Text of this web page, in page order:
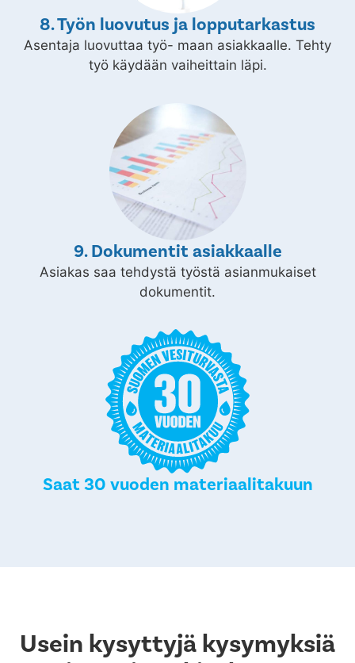
8. Työn luovutus ja lopputarkastus
Asentaja luovuttaa työ- maan asiakkaalle. Tehty
työ käydään vaiheittain läpi.
9. Dokumentit asiakkaalle
Asiakas saa tehdystä työstä asianmukaiset
dokumentit.
Saat 30 vuoden materiaalitakuun
Usein kysyttyjä kysymyksiä